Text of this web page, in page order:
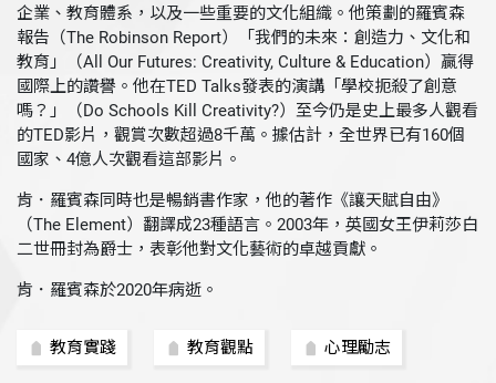
企業、教育體系，以及一些重要的文化組織。他策劃的羅賓森
報告（The Robinson Report）「我們的未來：創造力、文化和
教育」（All Our Futures: Creativity, Culture & Education）贏得
國際上的讚譽。他在TED Talks發表的演講「學校扼殺了創意
嗎？」（Do Schools Kill Creativity?）至今仍是史上最多人觀看
的TED影片，觀賞次數超過8千萬。據估計，全世界已有160個
國家、4億人次觀看這部影片。
肯．羅賓森同時也是暢銷書作家，他的著作《讓天賦自由》
（The Element）翻譯成23種語言。2003年，英國女王伊莉莎白
二世冊封為爵士，表彰他對文化藝術的卓越貢獻。
肯．羅賓森於2020年病逝。
教育實踐 教育觀點 心理勵志